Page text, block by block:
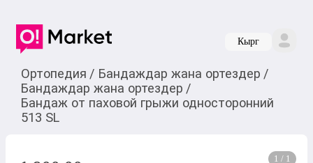
Кырг
Ортопедия / Бандаждар жана ортездер /
Бандаждар жана ортездер /
Бандаж от паховой грыжи односторонний
513 SL
1 / 1